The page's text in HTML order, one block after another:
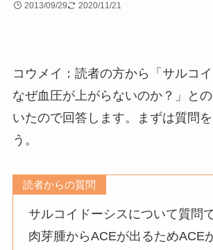
2013/09/29 2020/11/21
コウメイ：読者の方から「サルコ
なぜ血圧が上がらないのか？」と
いたので回答します。まずは質問
う。
読者からの質問
サルコイドーシスについて質問
肉芽腫からACEが出るためACE